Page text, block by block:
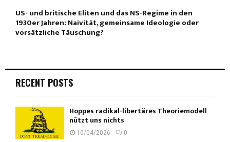
US- und britische Eliten und das NS-Regime in den
1930er Jahren: Naivität, gemeinsame Ideologie oder
vorsätzliche Täuschung?
RECENT POSTS
Hoppes radikal-libertäres Theoriemodell
nützt uns nichts
10/04/2026 0